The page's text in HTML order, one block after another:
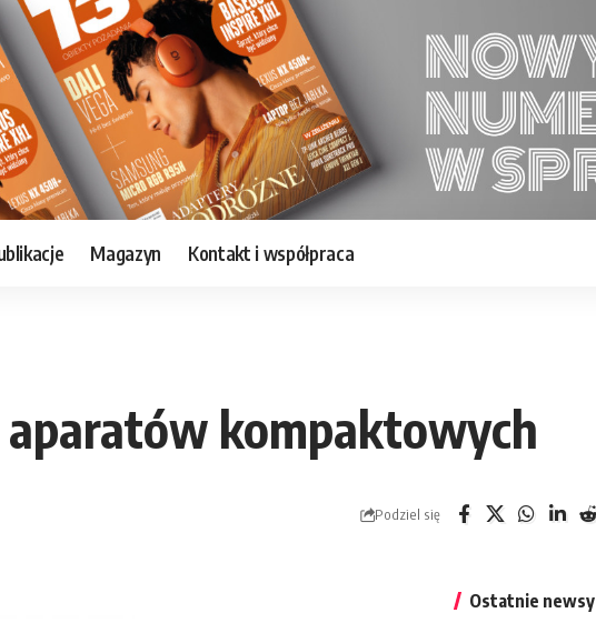
Magazyn Kontakt i współpraca
aparatów kompaktowych
Podziel się
Ostatnie newsy